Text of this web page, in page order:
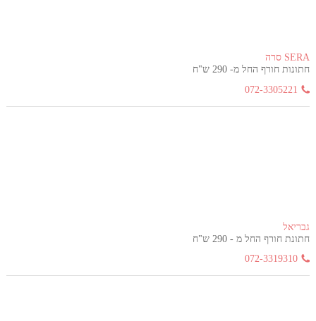
SERA סרה
חתונות חורף החל מ- 290 ש"ח
072-3305221
גבריאל
חתונת חורף החל מ - 290 ש"ח
072-3319310